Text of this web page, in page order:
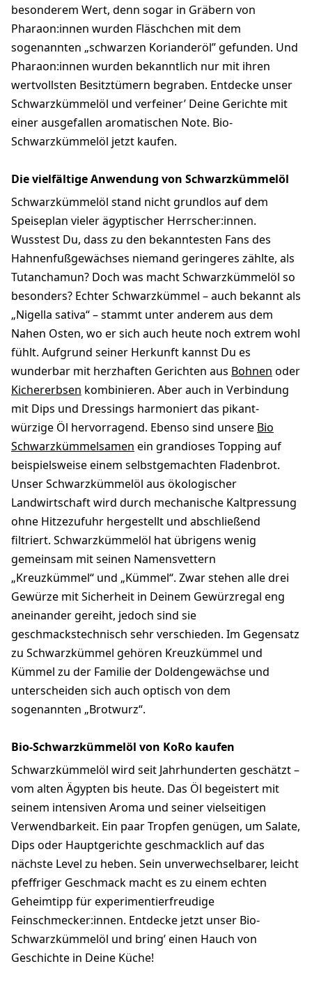
besonderem Wert, denn sogar in Gräbern von
Pharaon:innen wurden Fläschchen mit dem
sogenannten „schwarzen Korianderöl” gefunden. Und
Pharaon:innen wurden bekanntlich nur mit ihren
wertvollsten Besitztümern begraben. Entdecke unser
Schwarzkümmelöl und verfeiner’ Deine Gerichte mit
einer ausgefallen aromatischen Note. Bio-
Schwarzkümmelöl jetzt kaufen.
Die vielfältige Anwendung von Schwarzkümmelöl
Schwarzkümmelöl stand nicht grundlos auf dem
Speiseplan vieler ägyptischer Herrscher:innen.
Wusstest Du, dass zu den bekanntesten Fans des
Hahnenfußgewächses niemand geringeres zählte, als
Tutanchamun? Doch was macht Schwarzkümmelöl so
besonders? Echter Schwarzkümmel – auch bekannt als
„Nigella sativa“ – stammt unter anderem aus dem
Nahen Osten, wo er sich auch heute noch extrem wohl
fühlt. Aufgrund seiner Herkunft kannst Du es
wunderbar mit herzhaften Gerichten aus Bohnen oder
Kichererbsen kombinieren. Aber auch in Verbindung
mit Dips und Dressings harmoniert das pikant-
würzige Öl hervorragend. Ebenso sind unsere Bio
Schwarzkümmelsamen ein grandioses Topping auf
beispielsweise einem selbstgemachten Fladenbrot.
Unser Schwarzkümmelöl aus ökologischer
Landwirtschaft wird durch mechanische Kaltpressung
ohne Hitzezufuhr hergestellt und abschließend
filtriert. Schwarzkümmelöl hat übrigens wenig
gemeinsam mit seinen Namensvettern
„Kreuzkümmel“ und „Kümmel“. Zwar stehen alle drei
Gewürze mit Sicherheit in Deinem Gewürzregal eng
aneinander gereiht, jedoch sind sie
geschmackstechnisch sehr verschieden. Im Gegensatz
zu Schwarzkümmel gehören Kreuzkümmel und
Kümmel zu der Familie der Doldengewächse und
unterscheiden sich auch optisch von dem
sogenannten „Brotwurz“.
Bio-Schwarzkümmelöl von KoRo kaufen
Schwarzkümmelöl wird seit Jahrhunderten geschätzt –
vom alten Ägypten bis heute. Das Öl begeistert mit
seinem intensiven Aroma und seiner vielseitigen
Verwendbarkeit. Ein paar Tropfen genügen, um Salate,
Dips oder Hauptgerichte geschmacklich auf das
nächste Level zu heben. Sein unverwechselbarer, leicht
pfeffriger Geschmack macht es zu einem echten
Geheimtipp für experimentierfreudige
Feinschmecker:innen. Entdecke jetzt unser Bio-
Schwarzkümmelöl und bring’ einen Hauch von
Geschichte in Deine Küche!